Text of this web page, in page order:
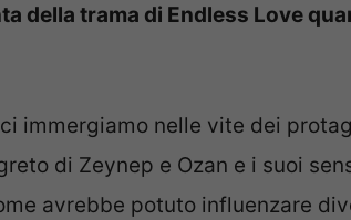
della trama di Endless Love
immergiamo nelle vite dei
di Zeynep e Ozan e i suoi
avrebbe potuto influenzare